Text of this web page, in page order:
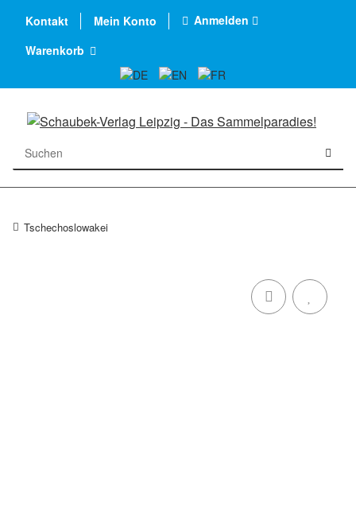
Kontakt Mein Konto
Anmelden
Warenkorb
Tschechoslowakei